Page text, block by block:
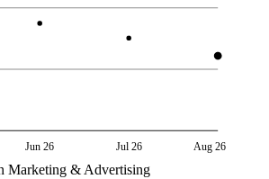
Jun 26 Jul 26 Aug 26
Marketing & Advertising